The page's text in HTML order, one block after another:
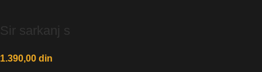
Sir sarkanj s
1.390,00 din